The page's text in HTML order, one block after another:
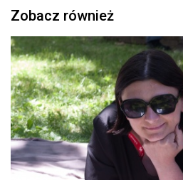
Zobacz również